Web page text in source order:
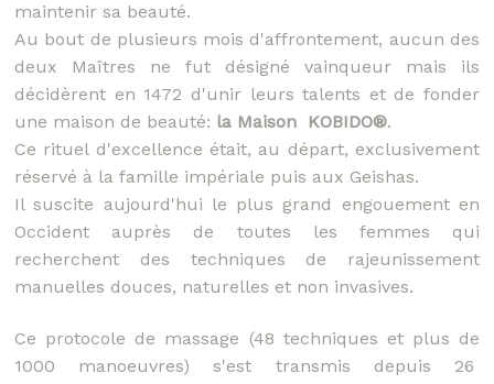
maintenir sa beauté.
Au bout de plusieurs mois d'affrontement, aucun des
deux Maîtres ne fut désigné vainqueur mais ils
décidèrent en 1472 d'unir leurs talents et de fonder
une maison de beauté: la Maison KOBIDO®.
Ce rituel d'excellence était, au départ, exclusivement
réservé à la famille impériale puis aux Geishas.
Il suscite aujourd'hui le plus grand engouement en
Occident auprès de toutes les femmes qui
recherchent des techniques de rajeunissement
manuelles douces, naturelles et non invasives.
Ce protocole de massage (48 techniques et plus de
1000 manoeuvres) s'est transmis depuis 26